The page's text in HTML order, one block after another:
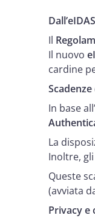
Il
Il nuovo
cardine
In base all’
La
Inoltre,
Queste
(avviata
Privacy e